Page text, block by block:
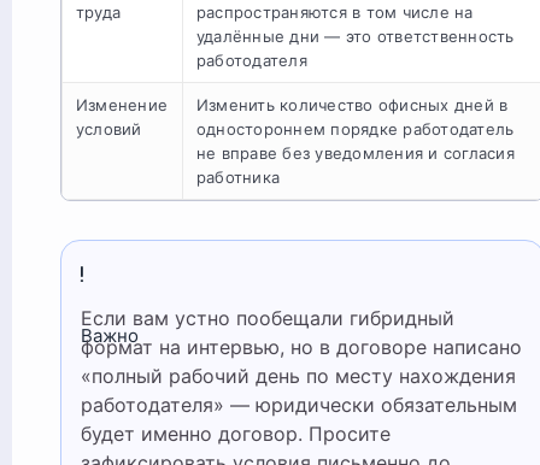
труда
распространяются в том числе на
удалённые дни — это ответственность
работодателя
Изменение
условий
Изменить количество офисных дней в
одностороннем порядке работодатель
не вправе без уведомления и согласия
работника
Важно
Если вам устно пообещали гибридный
формат на интервью, но в договоре написано
«полный рабочий день по месту нахождения
работодателя» — юридически обязательным
будет именно договор. Просите